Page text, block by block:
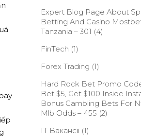
Expert Blog Page About
Betting And Casino
Tanzania – 301 (4)
FinTech (1)
Forex Trading (1)
Hard Rock Bet Promo
Bet $5, Get $100 Inside
Bonus Gambling Bets For
Mlb Odds – 455 (2)
IT Вакансії(1)